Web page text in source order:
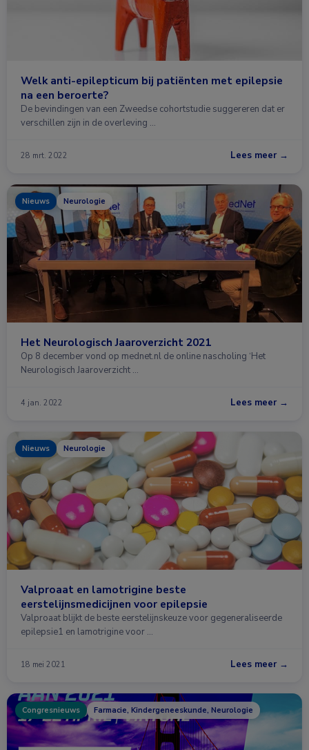
Welk anti-epilepticum bij patiënten met epilepsie
na een beroerte?
De bevindingen van een Zweedse cohortstudie suggereren dat er
verschillen zijn in de overleving …
28 mrt. 2022 Lees meer →
Nieuws Neurologie
Het Neurologisch Jaaroverzicht 2021
Op 8 december vond op mednet.nl de online nascholing ‘Het
Neurologisch Jaaroverzicht …
4 jan. 2022 Lees meer →
Nieuws Neurologie
Valproaat en lamotrigine beste
eerstelijnsmedicijnen voor epilepsie
Valproaat blijkt de beste eerstelijnskeuze voor gegeneraliseerde
epilepsie1 en lamotrigine voor …
18 mei 2021 Lees meer →
Congresnieuws Farmacie, Kindergeneeskunde, Neurologie